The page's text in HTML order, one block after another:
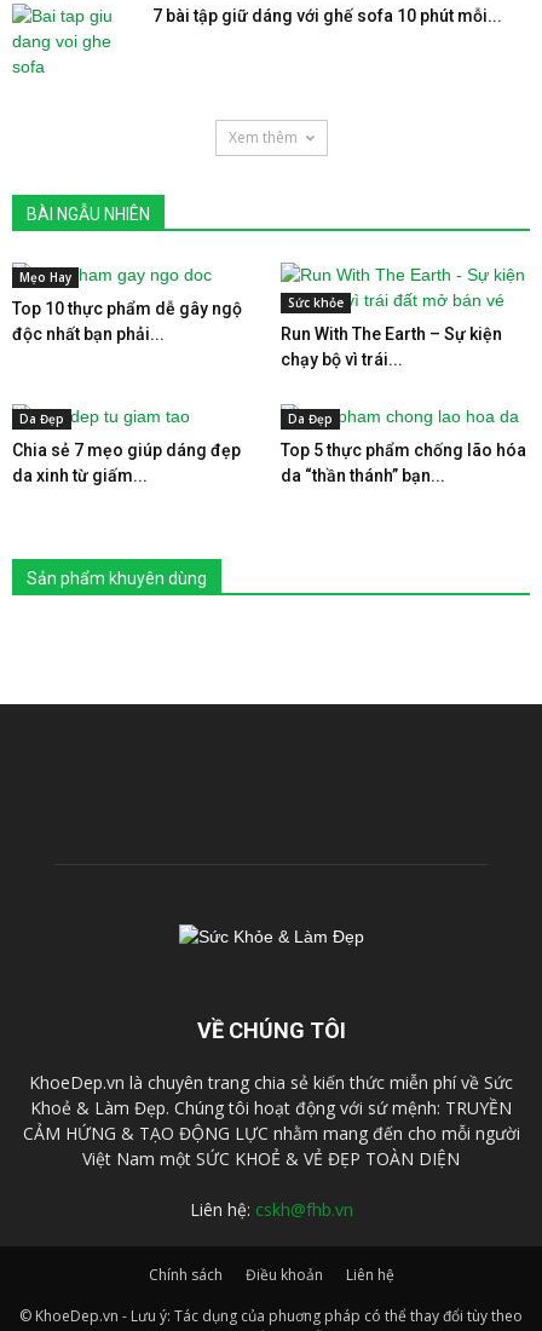
7 bài tập giữ dáng với ghế sofa 10 phút mỗi...
Xem thêm
BÀI NGẪU NHIÊN
Mẹo Hay
Top 10 thực phẩm dễ gây ngộ
độc nhất bạn phải...
Sức khỏe
Run With The Earth – Sự kiện
chạy bộ vì trái...
Da Đẹp
Chia sẻ 7 mẹo giúp dáng đẹp
da xinh từ giấm...
Da Đẹp
Top 5 thực phẩm chống lão hóa
da “thần thánh” bạn...
Sản phẩm khuyên dùng
VỀ CHÚNG TÔI
KhoeDep.vn là chuyên trang chia sẻ kiến thức miễn phí về Sức
Khoẻ & Làm Đẹp. Chúng tôi hoạt động với sứ mệnh: TRUYỀN
CẢM HỨNG & TẠO ĐỘNG LỰC nhằm mang đến cho mỗi người
Việt Nam một SỨC KHOẺ & VẺ ĐẸP TOÀN DIỆN
Liên hệ: cskh@fhb.vn
Chính sách Điều khoản
Liên hệ
© KhoeDep.vn - Lưu ý: Tác dụng của phuơng pháp có thể thay đổi tùy theo